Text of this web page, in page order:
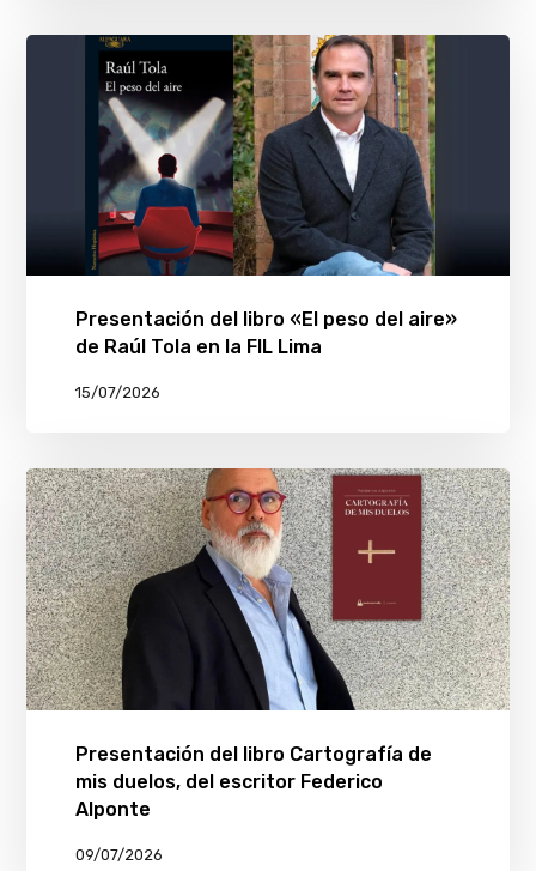
Presentación del libro «El peso del aire»
de Raúl Tola en la FIL Lima
15/07/2026
Presentación del libro Cartografía de
mis duelos, del escritor Federico
Alponte
09/07/2026